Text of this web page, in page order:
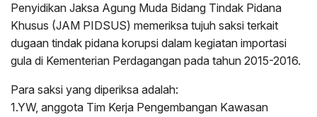
Penyidikan Jaksa Agung Muda Bidang Tindak Pidana
Khusus (JAM PIDSUS) memeriksa tujuh saksi terkait
dugaan tindak pidana korupsi dalam kegiatan importasi
gula di Kementerian Perdagangan pada tahun 2015-2016.
Para saksi yang diperiksa adalah:
1.YW, anggota Tim Kerja Pengembangan Kawasan